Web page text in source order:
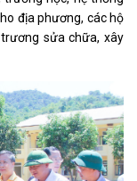
địa phương, các hộ
sửa chữa, xây